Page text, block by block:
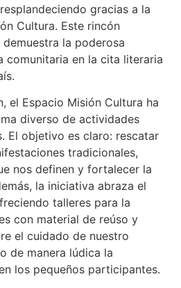
gracias a la
Cultura. Este rincón
la poderosa
comunitaria en la cita literaria
el Espacio Misión Cultura ha
diverso de actividades
El objetivo es claro: rescatar
tradicionales,
nos definen y fortalecer la
la iniciativa abraza el
talleres para la
con material de reúso y
el cuidado de nuestro
de manera lúdica la
los pequeños participantes.